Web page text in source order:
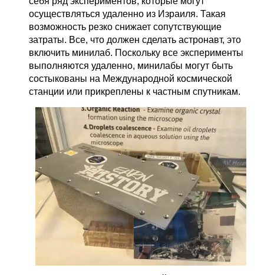
осуществляться удаленно из Израиля. Такая
возможность резко снижает сопутствующие
затраты. Все, что должен сделать астронавт, это
включить минилаб. Поскольку все эксперименты
выполняются удаленно, минилабы могут быть
состыкованы на Международной космической
станции или прикреплены к частным спутникам.